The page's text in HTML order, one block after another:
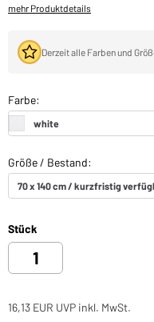
mehr Produktdetails
Derzeit alle Farben und
Stück
16,13 EUR UVP inkl. MwSt.